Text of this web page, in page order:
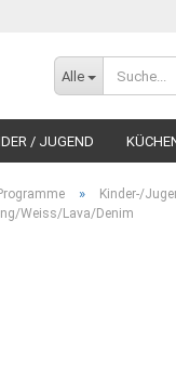
Alle
/ JUGEND
» Kinder-/
Weiss/Lava/Denim